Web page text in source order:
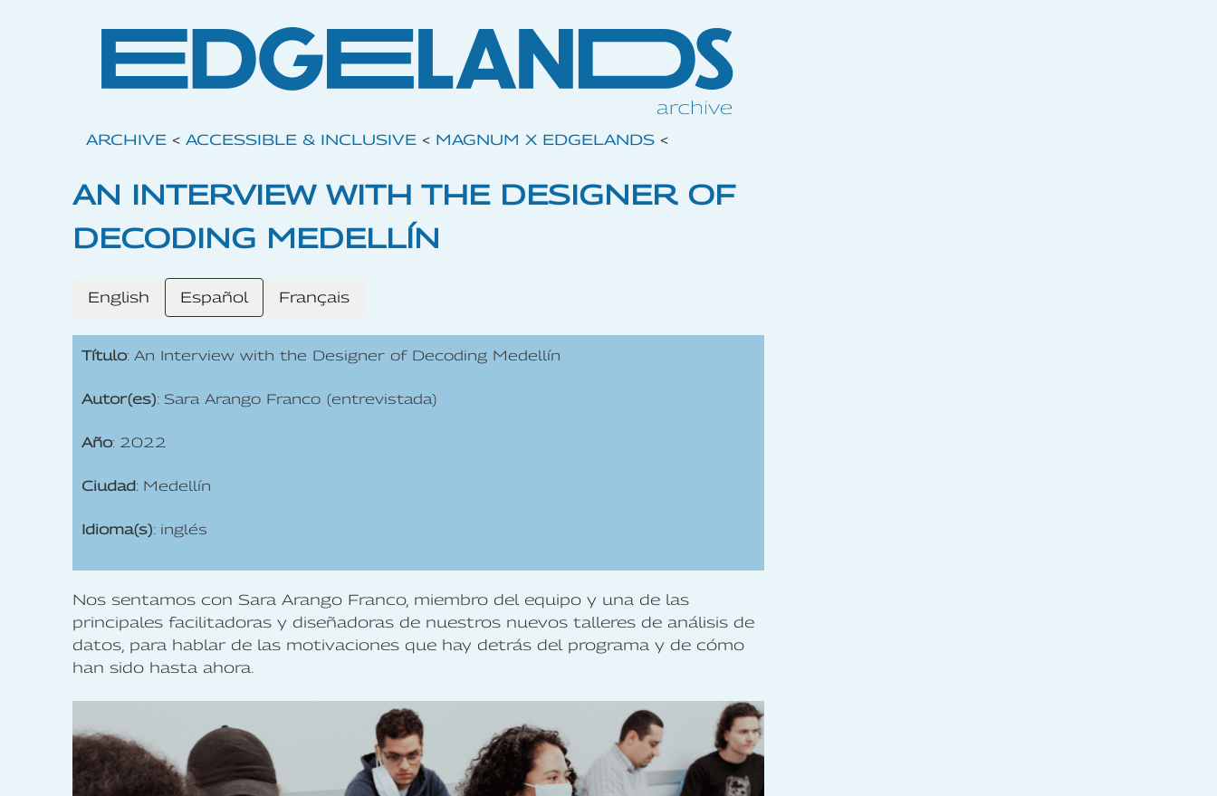
ARCHIVE < ACCESSIBLE & INCLUSIVE < MAGNUM X EDGELANDS <
AN INTERVIEW WITH THE DESIGNER OF
DECODING MEDELLÍN
English Español Français
Título: An Interview with the Designer of Decoding Medellín
Autor(es): Sara Arango Franco (entrevistada)
Año: 2022
Ciudad: Medellín
Idioma(s): inglés
Nos sentamos con Sara Arango Franco, miembro del equipo y una de las
principales facilitadoras y diseñadoras de nuestros nuevos talleres de análisis de
datos, para hablar de las motivaciones que hay detrás del programa y de cómo
han sido hasta ahora.